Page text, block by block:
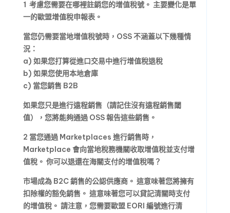
1 考慮您需要在哪裡註銷您的增值稅號。 主要變化是單
一的歐盟增值稅申報表。
當您仍需要當地增值稅號時，OSS 不涵蓋以下幾種情
況：
a) 如果您打算從進口交易中進行增值稅退稅
b) 如果您使用本地倉庫
c) 當您銷售 B2B
如果您只是進行遠程銷售（請記住沒有遠程銷售閾
值），您將能夠通過 OSS 報告這些銷售。
2 當您通過 Marketplaces 進行銷售時，
Marketplace 會向當地稅務機關收取增值稅並支付增
值稅。 你可以退還在海關支付的增值稅嗎？
市場成為 B2C 銷售的公認供應商。 這意味著您將擁有
扣除權的豁免銷售。 這意味著您可以貸記清關時支付
的增值稅。 請注意，您需要歐盟 EORI 編號進行清